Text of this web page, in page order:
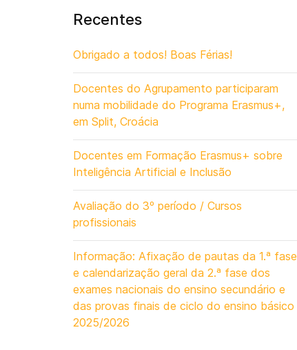
Recentes
Obrigado a todos! Boas Férias!
Docentes do Agrupamento participaram
numa mobilidade do Programa Erasmus+,
em Split, Croácia
Docentes em Formação Erasmus+ sobre
Inteligência Artificial e Inclusão
Avaliação do 3º período / Cursos
profissionais
Informação: Afixação de pautas da 1.ª fase
e calendarização geral da 2.ª fase dos
exames nacionais do ensino secundário e
das provas finais de ciclo do ensino básico
2025/2026